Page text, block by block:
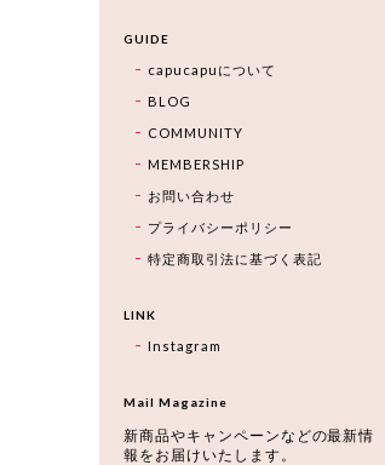
GUIDE
capucapuについて
BLOG
COMMUNITY
MEMBERSHIP
お問い合わせ
プライバシーポリシー
特定商取引法に基づく表記
LINK
Instagram
Mail Magazine
新商品やキャンペーンなどの最新情
報をお届けいたします。